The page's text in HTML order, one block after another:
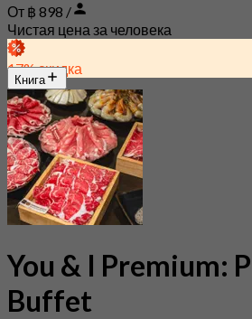
От ฿ 898 /
Чистая цена за человека
17% скидка
Книга
You & I Premium:
Buffet